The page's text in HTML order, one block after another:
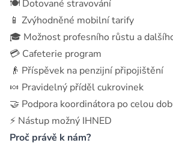
🍽 Dotované stravování
📱 Zvýhodněné mobilní tarify
🎓 Možnost profesního růstu a
💳 Cafeterie program
👴 Příspěvek na penzijní připojištění
🍬 Pravidelný příděl cukrovinek
🤝 Podpora koordinátora po celou
⚡ Nástup možný IHNED
Proč právě k nám?